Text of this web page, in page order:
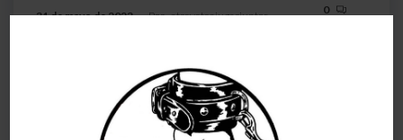
31 de mayo de 2023 Por atreveteajugarjuntos 0